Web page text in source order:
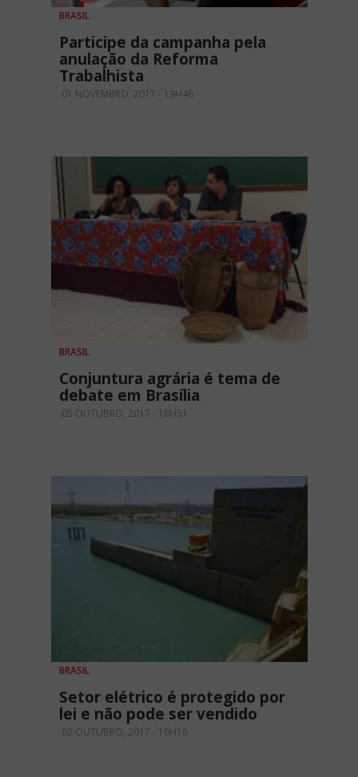
BRASIL
Participe da campanha pela
anulação da Reforma
Trabalhista
01 NOVEMBRO, 2017 - 19H46
BRASIL
Conjuntura agrária é tema de
debate em Brasília
05 OUTUBRO, 2017 - 18H51
BRASIL
Setor elétrico é protegido por
lei e não pode ser vendido
02 OUTUBRO, 2017 - 10H16